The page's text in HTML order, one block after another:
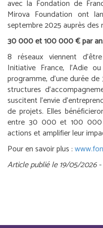
avec la Fondation de
Mirova Foundation ont
septembre 2025 auprès des
30 000 et 100 000 € par
8 réseaux viennent
Initiative France, l’Adie
programme, d’une durée
structures
suscitent l’envie
de projets. Elles
entre 30 000 et 100 000
actions et amplifier leur
Pour en savoir plus :
Article publié le 19/05/2026